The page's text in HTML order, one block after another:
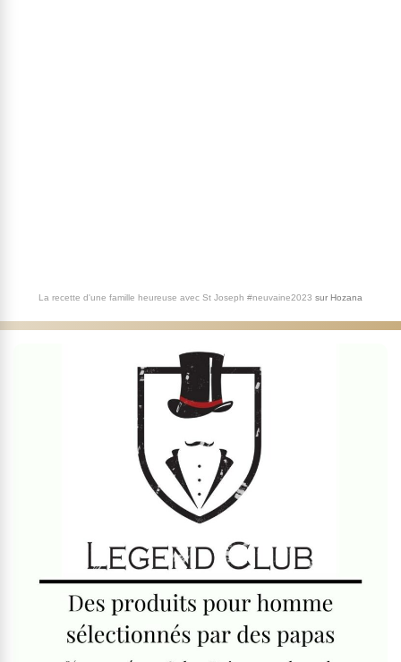
La recette d'une famille heureuse avec St Joseph #neuvaine2023 sur Hozana